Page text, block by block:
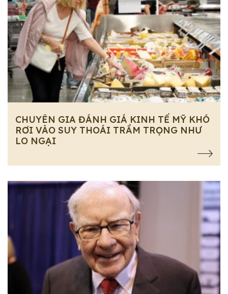
CHUYÊN GIA ĐÁNH GIÁ KINH TẾ MỸ KHÓ
RƠI VÀO SUY THOÁI TRẦM TRỌNG NHƯ
LO NGẠI